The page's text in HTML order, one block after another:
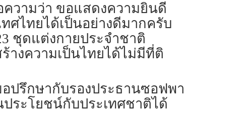
ความว่า ขอแสดงความยินดี
ไทยได้เป็นอย่างดีมากครับ
ชุดแต่งกายประจำชาติ
างความเป็นไทยได้ไม่มีที่ติ
อปรึกษากับรองประธานซอฟพา
ประโยชน์กับประเทศชาติได้